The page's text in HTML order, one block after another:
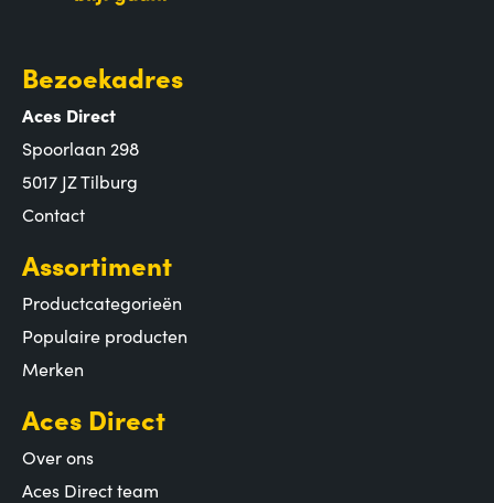
Bezoekadres
Aces Direct
Spoorlaan 298
5017 JZ Tilburg
Contact
Assortiment
Productcategorieën
Populaire producten
Merken
Aces Direct
Over ons
Aces Direct team